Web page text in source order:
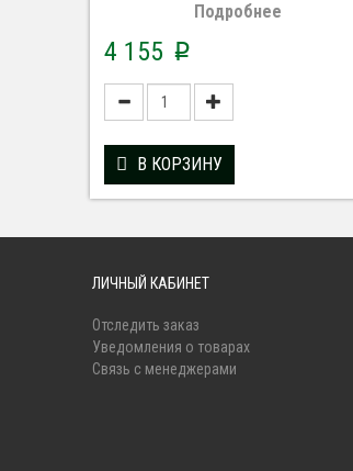
Подробнее
4 155 p
В КОРЗИНУ
ЛИЧНЫЙ КАБИНЕТ
Отследить заказ
Уведомления о товарах
Связь с менеджерами